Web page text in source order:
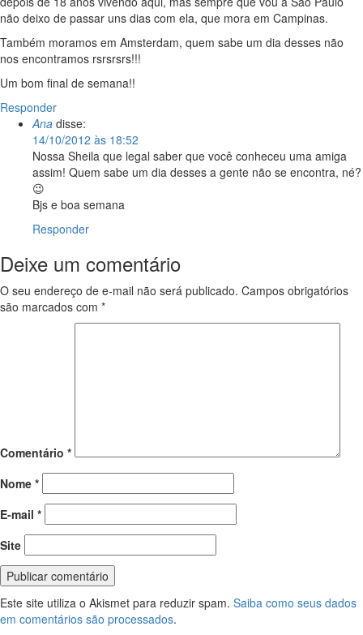
não deixo de passar uns dias com ela, que mora em Campinas.
Também moramos em Amsterdam, quem sabe um dia desses não
nos encontramos rsrsrsrs!!!
Um bom final de semana!!
Responder
Ana disse:
14/10/2012 às 18:52
Nossa Sheila que legal saber que você conheceu uma amiga
assim! Quem sabe um dia desses a gente não se encontra, né?
😉
Bjs e boa semana
Responder
Deixe um comentário
O seu endereço de e-mail não será publicado. Campos obrigatórios
são marcados com *
Comentário *
Nome *
E-mail *
Site
Este site utiliza o Akismet para reduzir spam. Saiba como seus dados
em comentários são processados.